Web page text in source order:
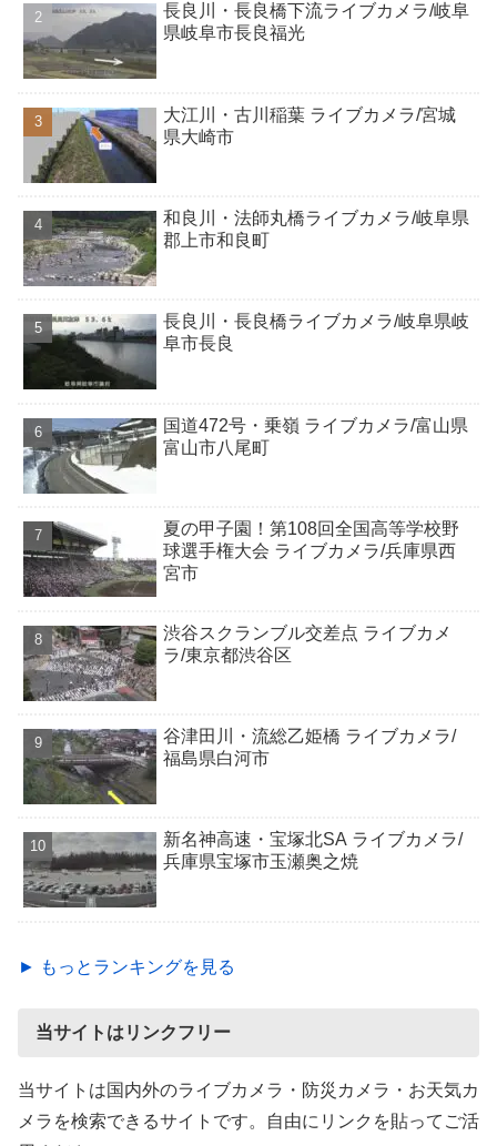
長良川・長良橋下流ライブカメラ/岐阜
県岐阜市長良福光
大江川・古川稲葉 ライブカメラ/宮城
県大崎市
和良川・法師丸橋ライブカメラ/岐阜県
郡上市和良町
長良川・長良橋ライブカメラ/岐阜県岐
阜市長良
国道472号・乗嶺 ライブカメラ/富山県
富山市八尾町
夏の甲子園！第108回全国高等学校野
球選手権大会 ライブカメラ/兵庫県西
宮市
渋谷スクランブル交差点 ライブカメ
ラ/東京都渋谷区
谷津田川・流総乙姫橋 ライブカメラ/
福島県白河市
新名神高速・宝塚北SA ライブカメラ/
兵庫県宝塚市玉瀬奥之焼
► もっとランキングを見る
当サイトはリンクフリー
当サイトは国内外のライブカメラ・防災カメラ・お天気カ
メラを検索できるサイトです。自由にリンクを貼ってご活